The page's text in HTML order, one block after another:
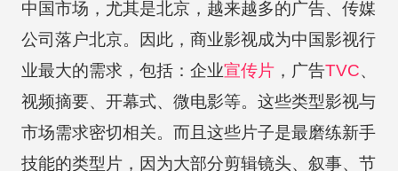
中国市场，尤其是北京，越来越多的广告、传媒
公司落户北京。因此，商业影视成为中国影视行
业最大的需求，包括：企业宣传片，广告TVC、
视频摘要、开幕式、微电影等。这些类型影视与
市场需求密切相关。而且这些片子是最磨练新手
技能的类型片，因为大部分剪辑镜头、叙事、节